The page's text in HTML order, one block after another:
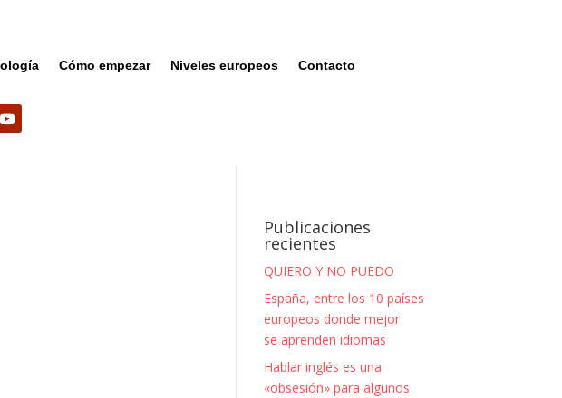
Cómo empezar Niveles europeos Contacto
Publicaciones
recientes
QUIERO Y NO PUEDO
España, entre los 10 países
europeos donde mejor
se aprenden idiomas
Hablar inglés es una
«obsesión» para algunos